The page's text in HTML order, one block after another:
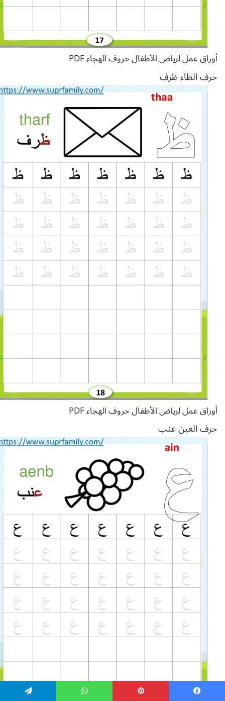
أوراق عمل لرياض الأطفال حروف الهجاء PDF
حرف الظاء ظرف
أوراق عمل لرياض الأطفال حروف الهجاء PDF
حرف العين عنب